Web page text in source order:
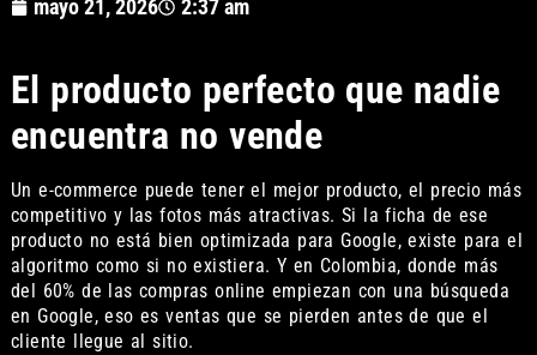
mayo 21, 2026 2:37 am
El producto perfecto que nadie
encuentra no vende
Un e-commerce puede tener el mejor producto, el precio más
competitivo y las fotos más atractivas. Si la ficha de ese
producto no está bien optimizada para Google, existe para el
algoritmo como si no existiera. Y en Colombia, donde más
del 60% de las compras online empiezan con una búsqueda
en Google, eso es ventas que se pierden antes de que el
cliente llegue al sitio.